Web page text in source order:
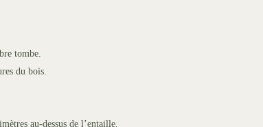
tombe.
du bois.
au-dessus de l’entaille.